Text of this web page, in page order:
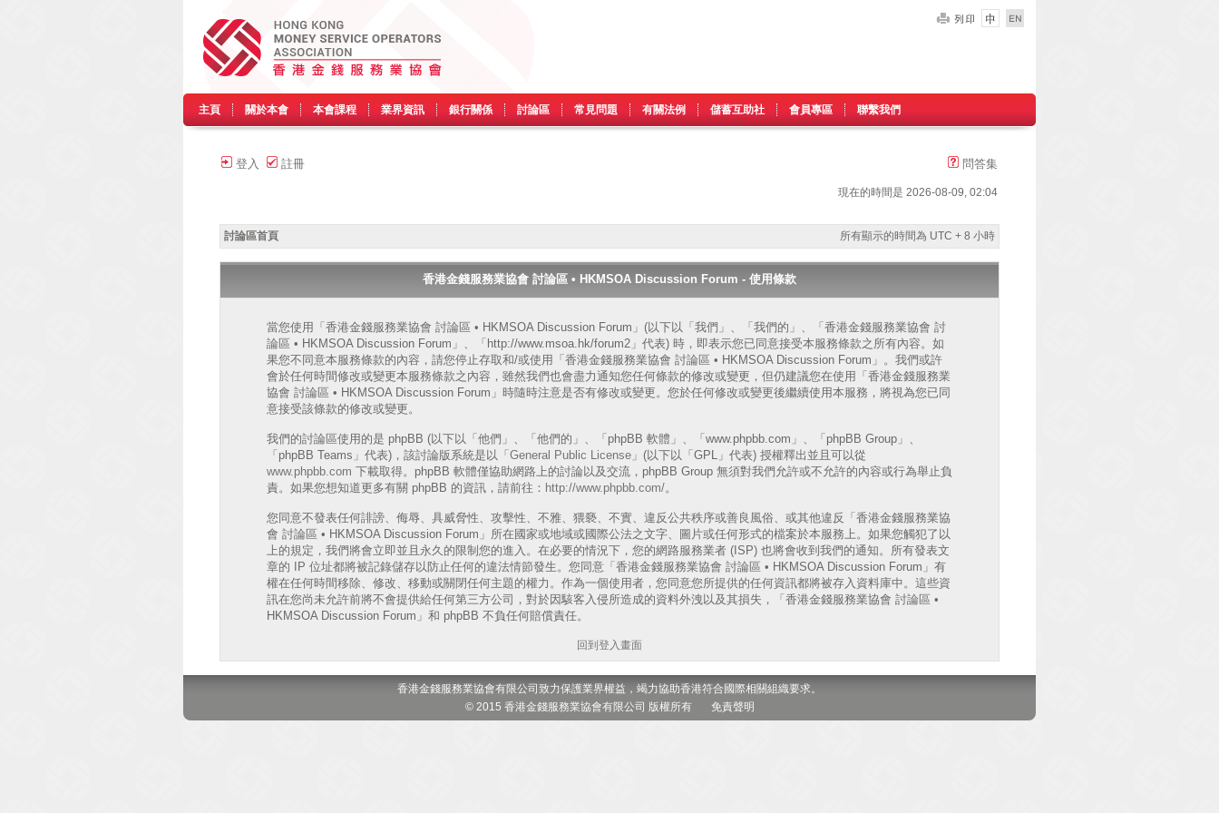
主頁 關於本會 本會課程 業界資訊 銀行關係 討論區 常見問題 有關法例 儲蓄互助社 會員專區 聯繫我們
登入 註冊 問答集
現在的時間是 2026-08-09, 02:04
討論區首頁 所有顯示的時間為 UTC + 8 小時
香港金錢服務業協會 討論區 • HKMSOA Discussion Forum - 使用條款
當您使用「香港金錢服務業協會 討論區 • HKMSOA Discussion Forum」(以下以「我們」、「我們的」、「香港金錢服務業協會 討
論區 • HKMSOA Discussion Forum」、「http://www.msoa.hk/forum2」代表) 時，即表示您已同意接受本服務條款之所有內容。如
果您不同意本服務條款的內容，請您停止存取和/或使用「香港金錢服務業協會 討論區 • HKMSOA Discussion Forum」。我們或許
會於任何時間修改或變更本服務條款之內容，雖然我們也會盡力通知您任何條款的修改或變更，但仍建議您在使用「香港金錢服務業
協會 討論區 • HKMSOA Discussion Forum」時隨時注意是否有修改或變更。您於任何修改或變更後繼續使用本服務，將視為您已同
意接受該條款的修改或變更。
我們的討論區使用的是 phpBB (以下以「他們」、「他們的」、「phpBB 軟體」、「www.phpbb.com」、「phpBB Group」、
「phpBB Teams」代表)，該討論版系統是以「 General Public License」(以下以「GPL」代表) 授權釋出並且可以從
www.phpbb.com 下載取得。phpBB 軟體僅協助網路上的討論以及交流，phpBB Group 無須對我們允許或不允許的內容或行為舉止負
責。如果您想知道更多有關 phpBB 的資訊，請前往： http://www.phpbb.com/。
您同意不發表任何誹謗、侮辱、具威脅性、攻擊性、不雅、猥褻、不實、違反公共秩序或善良風俗、或其他違反「香港金錢服務業協
會 討論區 • HKMSOA Discussion Forum」所在國家或地域或國際公法之文字、圖片或任何形式的檔案於本服務上。如果您觸犯了以
上的規定，我們將會立即並且永久的限制您的進入。在必要的情況下，您的網路服務業者 (ISP) 也將會收到我們的通知。所有發表文
章的 IP 位址都將被記錄儲存以防止任何的違法情節發生。您同意「香港金錢服務業協會 討論區 • HKMSOA Discussion Forum」有
權在任何時間移除、修改、移動或關閉任何主題的權力。作為一個使用者，您同意您所提供的任何資訊都將被存入資料庫中。這些資
訊在您尚未允許前將不會提供給任何第三方公司，對於因駭客入侵所造成的資料外洩以及其損失，「香港金錢服務業協會 討論區 •
HKMSOA Discussion Forum」和 phpBB 不負任何賠償責任。
回到登入畫面
香港金錢服務業協會有限公司致力保護業界權益，竭力協助香港符合國際相關組織要求。
© 2015 香港金錢服務業協會有限公司 版權所有 免責聲明